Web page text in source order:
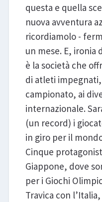
questa e quella
nuova avventura
ricordiamolo -
un mese. E, ironia
è la società che
di atleti
campionato, ai
internazionale.
(un record) i
in giro per il
Cinque
Giappone, dove
per i Giochi
Travica con